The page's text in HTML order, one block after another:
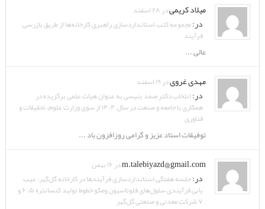
میلاد کریمیدر ۲۸ اسفند
در:مجموعه کتب استانداردسازی راهبری کارخانه‌ها از طریق بازرسی
فرآیند
عالی ...
مهدی غرویدر ۱۹ اسفند
در:انتخاب دکتر صمد بنیسی به عنوان هیات علمی برگزیده در
همکاری با جامعه و صنعت در سال ۱۴۰۴ از سوی وزارت علوم، تحقیقات و
فناوری
توفیقات استاد عزیز و گرامی روزافزون باد ...
m.talebiyazd@gmail.comدر ۱۶ بهمن
در:جلسه هفتگی استانداردسازی فرآیندها در کارخانه گل‌گهر: عیب
یابی فرآیندی سلول‌های فلوتاسیون ومکو خطوط تولید کنسانتره ۵، ۶ و
۷ شرکت معدنی و صنعتی گل‌گهر